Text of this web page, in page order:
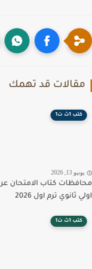
قد تهمك
كتب 1ث ت1
13, 2026
كتاب الامتحان عربي
ثانوي ترم اول 2026
كتب 1ث ت1